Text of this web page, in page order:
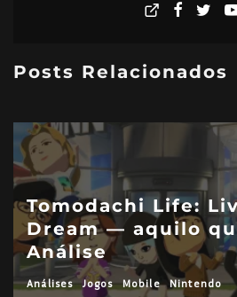
Posts Relacionados
Tomodachi Life:
Dream — aquilo
Análise
Análises Jogos Mobile Nintendo